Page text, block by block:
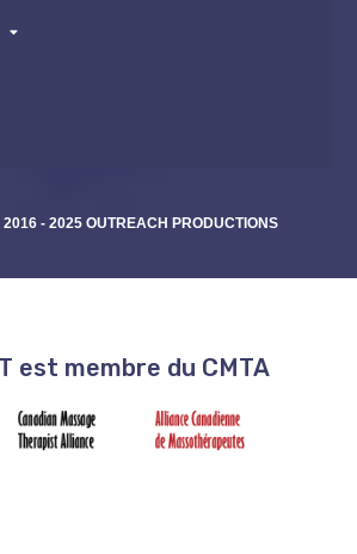
- 2025 OUTREACH PRODUCTIONS
est membre du CMTA